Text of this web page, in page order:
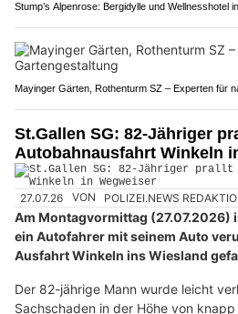
Stump’s Alpenrose: Bergidylle und Wellnesshotel
Mayinger Gärten, Rothenturm SZ – Experten für
St.Gallen SG: 82-Jähriger
Autobahnausfahrt Winkeln
27.07.26 VON POLIZEI.NEWS
Am Montagvormittag (27.07.2026)
ein Autofahrer mit seinem Auto
Ausfahrt Winkeln ins Wiesland
Der 82-jährige Mann wurde leicht
Sachschaden in der Höhe von